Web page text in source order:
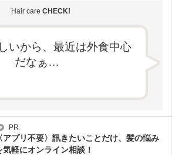
Hair care CHECK!
いから、最近は外食中心
だなぁ…
PR
アプリ不要〉訊きたいことだけ、髪の悩み
気軽にオンライン相談！